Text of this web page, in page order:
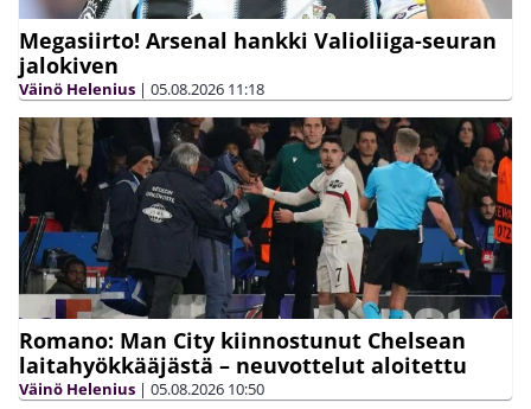
Megasiirto! Arsenal hankki Valioliiga-seuran
jalokiven
Väinö Helenius | 05.08.2026 11:18
Romano: Man City kiinnostunut Chelsean
laitahyökkääjästä – neuvottelut aloitettu
Väinö Helenius | 05.08.2026 10:50